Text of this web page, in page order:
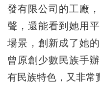
發有限公司的工廠
聲，還能看到她用
場景，創新成了她
曾原創少數民族手
有民族特色，又非常